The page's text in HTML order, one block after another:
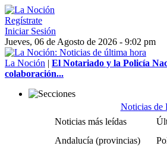
Regístrate
Iniciar Sesión
Jueves, 06 de Agosto de 2026 - 9:02 pm
La Noción | El Notariado y la Policía
colaboración...
Noticias de
Noticias más leídas
Andalucía (provincias)